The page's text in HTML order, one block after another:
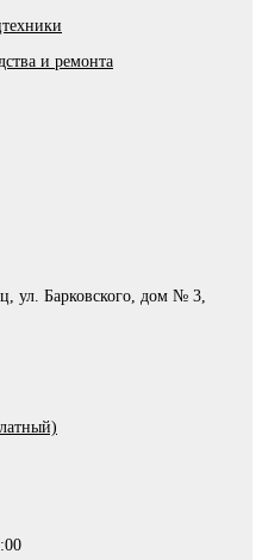
и ремонта
ул. Барковского, дом № 3,